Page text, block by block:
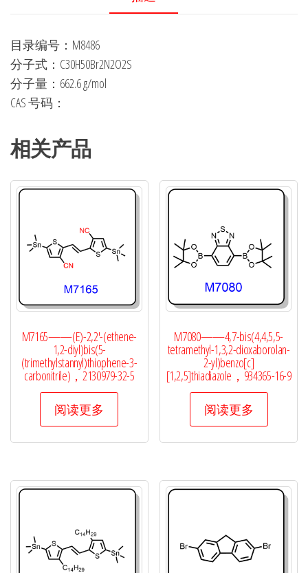
目录编号：M8486
分子式：C30H50Br2N2O2S
分子量：662.6 g/mol
CAS 号码：
相关产品
M7165——(E)-2,2′-(ethene-
1,2-diyl)bis(5-
(trimethylstannyl)thiophene-3-
carbonitrile)，2130979-32-5
阅读更多
M7080——4,7-bis(4,4,5,5-
tetramethyl-1,3,2-dioxaborolan-
2-yl)benzo[c]
[1,2,5]thiadiazole，934365-16-9
阅读更多